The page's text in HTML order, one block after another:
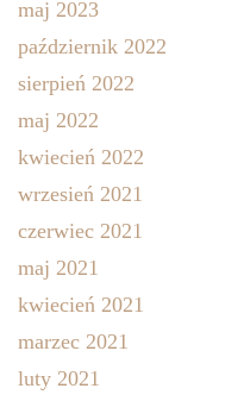
maj 2023
październik 2022
sierpień 2022
maj 2022
kwiecień 2022
wrzesień 2021
czerwiec 2021
maj 2021
kwiecień 2021
marzec 2021
luty 2021